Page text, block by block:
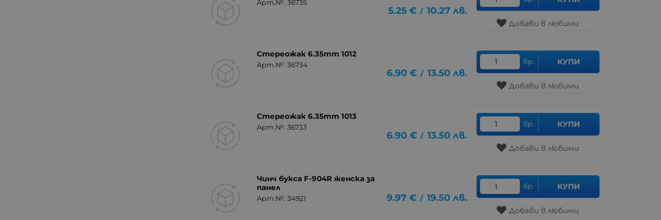
Арт.№: 36735
5.25 € / 10.27 лв.
Добави в любими
Стереожак 6.35mm 1012
Арт.№: 36734
6.90 € / 13.50 лв.
бр. КУПИ
Добави в любими
Стереожак 6.35mm 1013
Арт.№: 36733
6.90 € / 13.50 лв.
бр. КУПИ
Добави в любими
Чинч букса F-904R женска за
панел
Арт.№: 34921 9.97 € / 19.50 лв.
бр. КУПИ
Добави в любими